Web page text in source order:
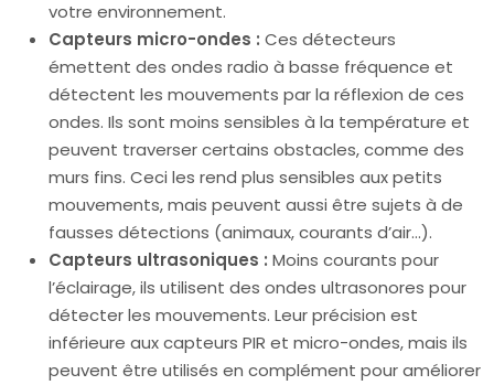
votre environnement.
Capteurs micro-ondes : Ces détecteurs
émettent des ondes radio à basse fréquence et
détectent les mouvements par la réflexion de ces
ondes. Ils sont moins sensibles à la température et
peuvent traverser certains obstacles, comme des
murs fins. Ceci les rend plus sensibles aux petits
mouvements, mais peuvent aussi être sujets à de
fausses détections (animaux, courants d’air…).
Capteurs ultrasoniques : Moins courants pour
l’éclairage, ils utilisent des ondes ultrasonores pour
détecter les mouvements. Leur précision est
inférieure aux capteurs PIR et micro-ondes, mais ils
peuvent être utilisés en complément pour améliorer